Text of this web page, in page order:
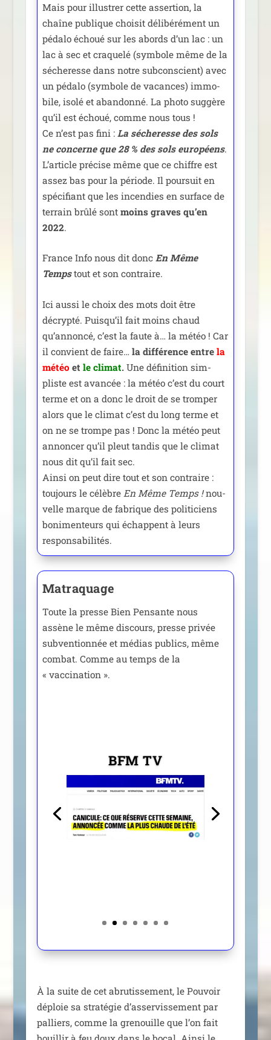
Mais pour illus­trer cette asser­tion, la
chaîne publique choi­sit déli­bé­ré­ment un
péda­lo échoué sur les abords d’un lac : un
lac à sec et cra­que­lé (sym­bole même de la
séche­resse dans notre sub­cons­cient) avec
un péda­lo (sym­bole de vacances) immo­
bile, iso­lé et aban­don­né. La pho­to sug­gère
qu’il est échoué, comme nous tous !
Ce n’est pas fini : La séche­resse des sols
ne concerne que 28 % des sols euro­péens.
L’article pré­cise même que ce chiffre est
assez bas pour la période. Il pour­suit en
spé­ci­fiant que les incen­dies en sur­face de
ter­rain brû­lé sont moins graves qu’en
2022.
France Info nous dit donc En Même
Tempstout et son contraire.
Ici aus­si le choix des mots doit être
décryp­té. Puisqu’il fait moins chaud
qu’an­non­cé, c’est la faute à… la météo ! Car
il convient de faire… la dif­fé­rence entre la
météoet le cli­mat. Une défi­ni­tion sim­
pliste est avan­cée : la météo c’est du court
terme et on a donc le droit de se trom­per
alors que le cli­mat c’est du long terme et
on ne se trompe pas ! Donc la météo peut
annon­cer qu’il pleut tan­dis que le cli­mat
nous dit qu’il fait sec.
Ainsi on peut dire tout et son contraire :
tou­jours le célèbre En Même Temps !nou­
velle marque de fabrique des poli­ti­ciens
boni­men­teurs qui échappent à leurs
responsabilités.
Matraquage
Toute la presse Bien Pensante nous
assène le même dis­cours, presse pri­vée
sub­ven­tion­née et médias publics, même
com­bat. Comme au temps de la
« vaccination ».
BFM TV
À la suite de cet abru­tis­se­ment, le Pouvoir
déploie sa stra­té­gie d’as­ser­vis­se­ment par
pal­liers, comme la gre­nouille que l’on fait